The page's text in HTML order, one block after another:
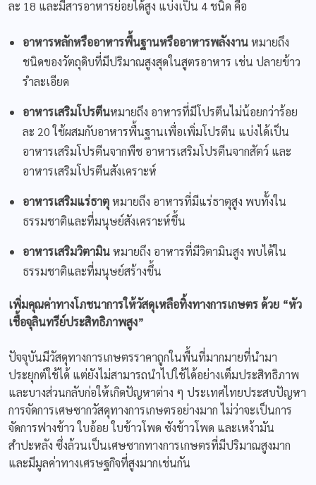
ละ 18 และมีสารอาหารย่อยได้สูง แบ่งเป็น 4 ชนิด คือ
อาหารหลักหรืออาหารพื้นฐานหรืออาหารพลังงานหมายถึง
ชนิดของวัตถุดิบที่มีปริมาณสูงสุดในสูตรอาหาร เช่น ปลายข้าว
รำละเอียด
อาหารเสริมโปรตีนหมายถึง อาหารที่มีโปรตีนไม่น้อยกว่าร้อย
ละ 20 ใช้ผสมกับอาหารพื้นฐานเพื่อเพิ่มโปรตีน แบ่งได้เป็น
อาหารเสริมโปรตีนจากพืช อาหารเสริมโปรตีนจากสัตว์ และ
อาหารเสริมโปรตีนสังเคราะห์
อาหารเสริมแร่ธาตุหมายถึง อาหารที่มีแร่ธาตุสูง พบทั้งใน
ธรรมชาติและที่มนุษย์สังเคราะห์ขึ้น
อาหารเสริมวิตามินหมายถึง อาหารที่มีวิตามินสูง พบได้ใน
ธรรมชาติและที่มนุษย์สร้างขึ้น
เพิ่มคุณค่าทางโภชนาการให้วัสดุเหลือทิ้งทางการเกษตร ด้วย “หัว
เชื้อจุลินทรีย์ประสิทธิภาพสูง”
ปัจจุบันมีวัสดุทางการเกษตรราคาถูกในพื้นที่มากมายที่นำมา
ประยุกต์ใช้ได้ แต่ยังไม่สามารถนำไปใช้ได้อย่างเต็มประสิทธิภาพ
และบางส่วนกลับก่อให้เกิดปัญหาต่าง ๆ ประเทศไทยประสบปัญหา
การจัดการเศษซากวัสดุทางการเกษตรอย่างมาก ไม่ว่าจะเป็นการ
จัดการฟางข้าว ใบอ้อย ใบข้าวโพด ซังข้าวโพด และเหง้ามัน
สำปะหลัง ซึ่งล้วนเป็นเศษซากทางการเกษตรที่มีปริมาณสูงมาก
และมีมูลค่าทางเศรษฐกิจที่สูงมากเช่นกัน